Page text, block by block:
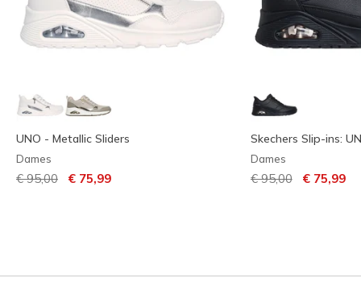
UNO - Metallic Sliders
Dames
Prijs verlaagd van
€ 95,00 naar
€ 75,99
Skechers Slip-ins:
Dames
Prijs verlaagd van
€ 95,00naar
€ 75,99